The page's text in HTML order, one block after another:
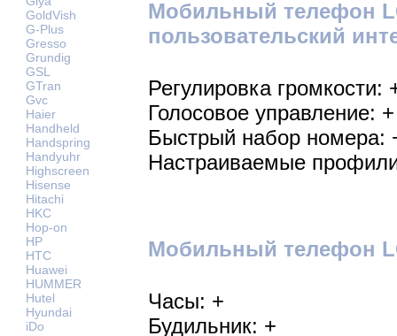
GoldVish
G-Plus
Gresso
Grundig
GSL
GTran
Gvc
Haier
Handheld
Handspring
Handyuhr
Highscreen
Hisense
Hitachi
HKC
Hop-on
HP
HTC
Huawei
HUMMER
Hutel
Hyundai
iDo
Мобильный телефон
пользовательский
Регулировка громкости:
Голосовое управление: +
Быстрый набор номера:
Настраиваемые
Мобильный телефон
Часы: +
Будильник: +